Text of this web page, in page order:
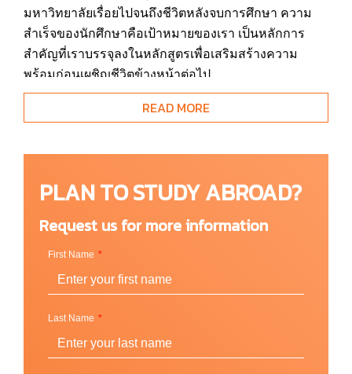
มหาวิทยาลัยเรื่อยไปจนถึงชีวิตหลังจบการศึกษา ความ
สำเร็จของนักศึกษาคือเป้าหมายของเรา เป็นหลักการ
สำคัญที่เราบรรจุลงในหลักสูตรเพื่อเสริมสร้างความ
พร้อมก่อนเผชิญชีวิตข้างหน้าต่อไป
ในปี 2018 เราดูแลให้นักศึกษากว่า 30,000 คน จาก 142
ความหลากหลายทางชาติพันธุ์, รวมถึงการดูแลอย่างถูก
เดินหน้าพัฒนาความเป็นเลิศในทางวิชาการได้อย่างเต็มที่
สถานที่ตั้งและวิทยาเขต
USA
READ MORE
PLAN TO STUDY ABROAD?
Request us for more information
First Name
Last Name